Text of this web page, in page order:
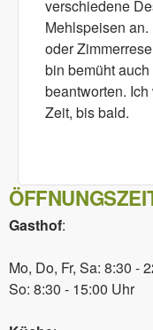
verschiedene
Mehlspeisen
oder
bin bemüht
beantworten.
Zeit, bis bald.
Gasthof:
Mo, Do, Fr, Sa: 8:30 -
So: 8:30 - 15:00 Uhr